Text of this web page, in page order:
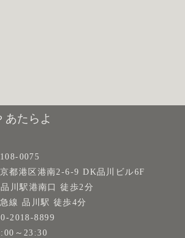
あたらよ
0075
都港区港南2-6-9 DK品川ビル6F
品川駅港南口 徒歩2分
線 品川駅 徒歩4分
2018-8899
～23:30